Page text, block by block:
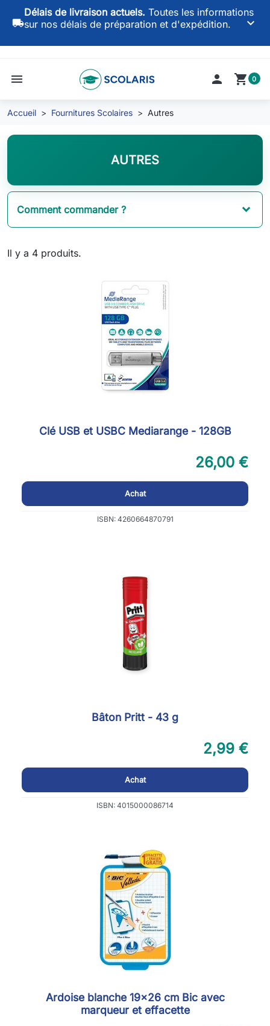
local_shipping
Délais de livraison actuels. Toutes les informations
sur nos délais de préparation et d'expédition.
keyboard_arrow_down
menu  shopping_cart 0
Accueil Fournitures Scolaires Autres
AUTRES
Comment commander ?
Il y a 4 produits.
Clé USB et USBC Mediarange - 128GB
26,00 €
Achat
ISBN: 4260664870791
Bâton Pritt - 43 g
2,99 €
Achat
ISBN: 4015000086714
Ardoise blanche 19x26 cm Bic avec
marqueur et effacette